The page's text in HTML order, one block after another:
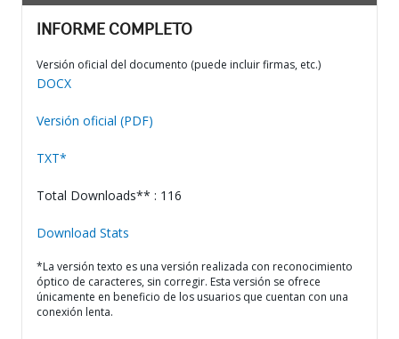
INFORME COMPLETO
Versión oficial del documento (puede incluir firmas, etc.)
DOCX
Versión oficial (PDF)
TXT*
Total Downloads** : 116
Download Stats
*La versión texto es una versión realizada con reconocimiento
óptico de caracteres, sin corregir. Esta versión se ofrece
únicamente en beneficio de los usuarios que cuentan con una
conexión lenta.